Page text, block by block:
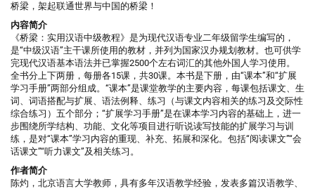
桥梁，架起联通世界与中国的桥梁！
内容简介
《桥梁：实用汉语中级教程》是为现代汉语专业二年级留学生编写的，
是“中级汉语”主干课所使用的教材，并列为国家汉办规划教材。也可供学
完现代汉语基本语法并已掌握2500个左右词汇的其他外国人学习使用。
全书分上下两册，每册各15课，共30课。本书是下册，由“课本”和“扩展
学习手册”两部分组成。“课本”是课堂教学的主要内容，每课包括课文、生
词、词语搭配与扩展、语法例释、练习（与课文内容相关的练习及交际性
综合练习）五个部分；“扩展学习手册”是在课本学习内容的基础上，进一
步围绕所学结构、功能、文化等项目进行听说读写技能的扩展学习与训
练，是对“课本”学习内容的重现、补充、拓展和深化。包括“阅读课文”“会
话课文”“听力课文”及相关练习。
作者简介
陈灼，北京语言大学教师，具有多年汉语教学经验，发表多篇汉语教学、